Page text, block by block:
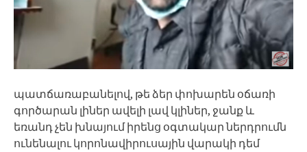
պատճառաբանելով, թե ձեր փոխարեն օճառի
գործարան լիներ ավելի լավ կլիներ, ջանք և
եռանդ չեն խնայում իրենց օգտակար ներդրումն
ունենալու կորոնավիրուսային վարակի դեմ